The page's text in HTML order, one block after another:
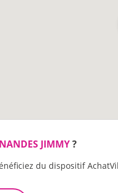
JIMMY?
du dispositif